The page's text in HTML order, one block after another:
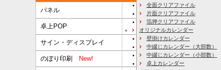
パネル
卓上POP
サイン・ディスプレイ
のぼり印刷 New!
全面クリアファイル
片面クリアファイル
箔押クリアファイル
オリジナルカレンダー
壁掛けカレンダー
中綴じカレンダー（大部数）
中綴じカレンダー（小部数）
卓上カレンダー